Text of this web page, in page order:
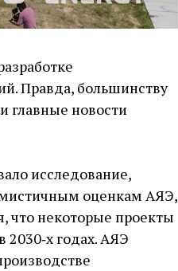
Правда, большинству
главные новости
исследование,
оценкам АЯЭ,
что некоторые проекты
годах. АЯЭ